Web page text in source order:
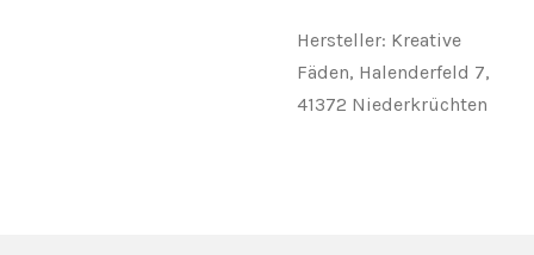
Hersteller: Kreative
Fäden, Halenderfeld 7,
41372 Niederkrüchten